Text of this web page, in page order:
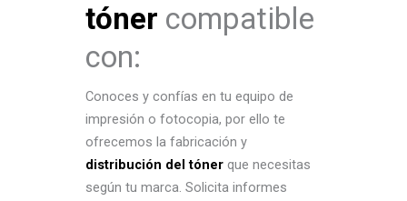
tóner compatible
con:
Conoces y confías en tu equipo de
impresión o fotocopia, por ello te
ofrecemos la fabricación y
distribución del tóner que necesitas
según tu marca. Solicita informes